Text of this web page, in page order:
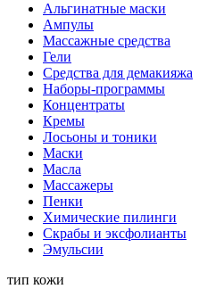
Альгинатные маски
Ампулы
Массажные средства
Гели
Средства для демакияжа
Наборы-программы
Концентраты
Кремы
Лосьоны и тоники
Маски
Масла
Массажеры
Пенки
Химические пилинги
Скрабы и эксфолианты
Эмульсии
тип кожи